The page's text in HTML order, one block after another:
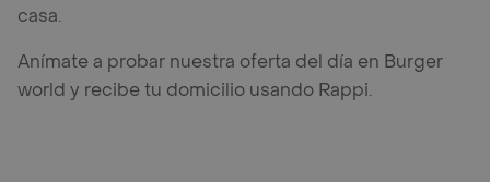
casa.
Anímate a probar nuestra oferta del día en Burger
world y recibe tu domicilio usando Rappi.